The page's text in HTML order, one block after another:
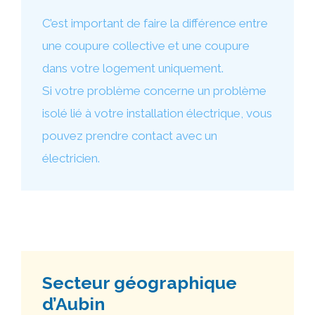
C’est important de faire la différence entre
une coupure collective et une coupure
dans votre logement uniquement.
Si votre problème concerne un problème
isolé lié à votre installation électrique, vous
pouvez prendre contact avec un
électricien.
Secteur géographique
d’Aubin